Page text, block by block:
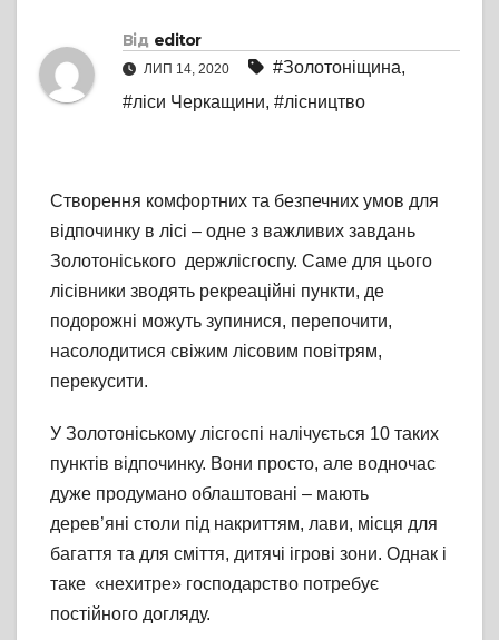
Від editor
ЛИП 14, 2020 #Золотоніщина,
#ліси Черкащини, #лісництво
Створення комфортних та безпечних умов для
відпочинку в лісі – одне з важливих завдань
Золотоніського держлісгоспу. Саме для цього
лісівники зводять рекреаційні пункти, де
подорожні можуть зупинися, перепочити,
насолодитися свіжим лісовим повітрям,
перекусити.
У Золотоніському лісгоспі налічується 10 таких
пунктів відпочинку. Вони просто, але водночас
дуже продумано облаштовані – мають
дерев’яні столи під накриттям, лави, місця для
багаття та для сміття, дитячі ігрові зони. Однак і
таке «нехитре» господарство потребує
постійного догляду.